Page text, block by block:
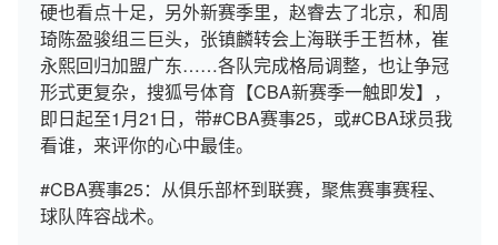
硬也看点十足，另外新赛季里，赵睿去了北京，和周
琦陈盈骏组三巨头，张镇麟转会上海联手王哲林，崔
永熙回归加盟广东……各队完成格局调整，也让争冠
形式更复杂，搜狐号体育【CBA新赛季一触即发】，
即日起至1月21日，带#CBA赛事25，或#CBA球员我
看谁，来评你的心中最佳。
#CBA赛事25：从俱乐部杯到联赛，聚焦赛事赛程、
球队阵容战术。